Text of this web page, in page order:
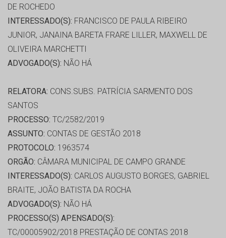
DE ROCHEDO
INTERESSADO(S): FRANCISCO DE PAULA RIBEIRO
JUNIOR, JANAINA BARETA FRARE LILLER, MAXWELL DE
OLIVEIRA MARCHETTI
ADVOGADO(S): NÃO HÁ
RELATORA: CONS.SUBS. PATRÍCIA SARMENTO DOS
SANTOS
PROCESSO: TC/2582/2019
ASSUNTO: CONTAS DE GESTÃO 2018
PROTOCOLO: 1963574
ORGÃO: CÂMARA MUNICIPAL DE CAMPO GRANDE
INTERESSADO(S): CARLOS AUGUSTO BORGES, GABRIEL
BRAITE, JOÃO BATISTA DA ROCHA
ADVOGADO(S): NÃO HÁ
PROCESSO(S) APENSADO(S):
TC/00005902/2018 PRESTAÇÃO DE CONTAS 2018